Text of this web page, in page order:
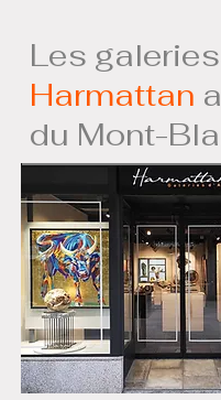
Les galeries
Harmattan
du Mont-